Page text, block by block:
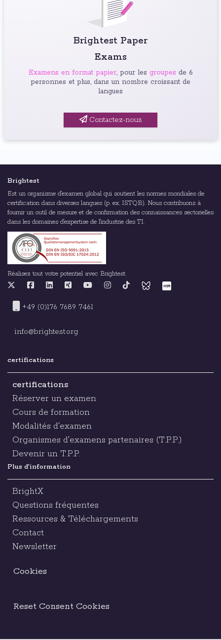
Brightest Paper
Exams
Examens en format papier, pour les groupes de 6
personnes et plus, dans un nombre croissant de
langues
Contactez-nous
Brightest
Est un organisme d'examen global qui soutient les normes mondiales de
certification dans diverses langues (p. ex. ISTQB). Nous contribuons à
fournir un outil de mesure et de confirmation des connaissances sectorielles
dans les domaines d'expertise de l'industrie des TI.
Réalisez tout votre potentiel avec Brightest.
+49 (0)176 7689 7461
info@brightest.org
certifications
certifications
Réserver un examen
Cours de formation
Modalités d'examen
Organismes d'examens partenaires (T.P.P.)
Devenir un T.P.P.
Plus d'information
BrightX
Questions fréquentes
Ressources & Téléchargements
Contact
Newsletter
Cookies
Reset Consent Cookies